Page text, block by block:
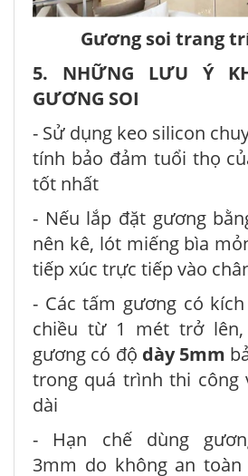
Gương soi trang
5. NHỮNG LƯU Ý
GƯƠNG SOI
- Sử dụng keo silicon
tính bảo đảm tuổi thọ
tốt nhất
- Nếu lắp đặt gương
nên kê, lót miếng bìa
tiếp xúc trực tiếp vào
- Các tấm gương có
chiều từ 1 mét trở
gương có độ dày 5mm
trong quá trình thi công
dài
- Hạn chế dùng
3mm do không an